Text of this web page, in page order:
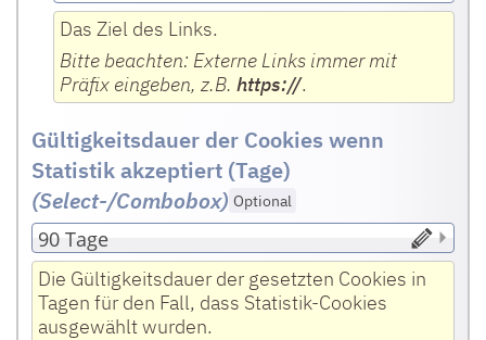
Das Ziel des Links.
Bitte beachten: Externe Links immer mit
Präfix eingeben, z.B. https://.
Gültigkeitsdauer der Cookies wenn
Statistik akzeptiert (Tage)
(Select-/Combobox) Optional
Die Gültigkeitsdauer der gesetzten Cookies in
Tagen für den Fall, dass Statistik-Cookies
ausgewählt wurden.